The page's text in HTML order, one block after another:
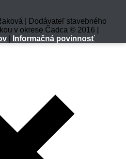
| Dodávateľ stavebného
v okrese Čadca © 2016 |
Informačná povinnosť